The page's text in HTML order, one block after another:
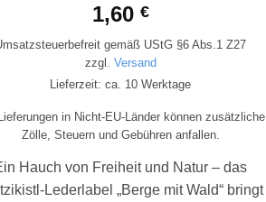
1,60 €
gemäß UStG §6 Abs.1 Z27
zzgl. Versand
Lieferzeit: ca. 10 Werktage
in Nicht-EU-Länder können zusätzliche
Zölle, Steuern und Gebühren anfallen.
Hauch von Freiheit und Natur – das
Lederlabel „Berge mit Wald“ bringt